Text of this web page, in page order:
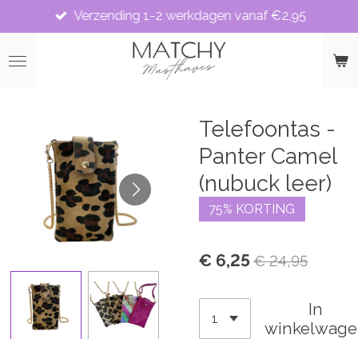
direct
naar
Verzending 1-2 werkdagen vanaf €2,95
Telefoontas -
Panter Camel
(nubuck leer)
75% KORTING
€ 6,25€ 24,95
In